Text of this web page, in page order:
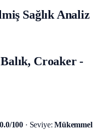
Sağlık Analiz
Croaker -
100 · Seviye: Mükemmel